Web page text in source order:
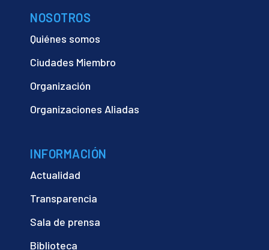
NOSOTROS
Quiénes somos
Ciudades Miembro
Organización
Organizaciones Aliadas
INFORMACIÓN
Actualidad
Transparencia
Sala de prensa
Biblioteca